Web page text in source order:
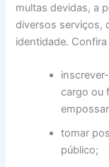
multas devidas, a
diversos serviços,
identidade.
cargo ou
tomar
público;